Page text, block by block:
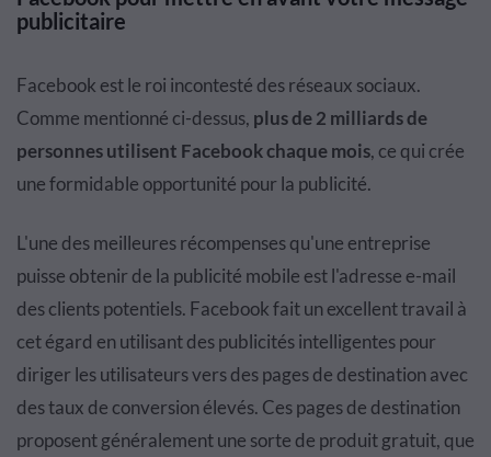
publicitaire
Facebook est le roi incontesté des réseaux sociaux.
Comme mentionné ci-dessus, plus de 2 milliards de
personnes utilisent Facebook chaque mois, ce qui crée
une formidable opportunité pour la publicité.
L'une des meilleures récompenses qu'une entreprise
puisse obtenir de la publicité mobile est l'adresse e-mail
des clients potentiels. Facebook fait un excellent travail à
cet égard en utilisant des publicités intelligentes pour
diriger les utilisateurs vers des pages de destination avec
des taux de conversion élevés. Ces pages de destination
proposent généralement une sorte de produit gratuit, que